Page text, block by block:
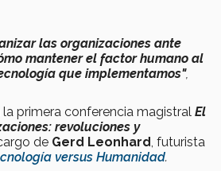
las organizaciones ante
mantener el factor humano al
que implementamos",
la primera conferencia magistral El
revoluciones y
de Gerd Leonhard, futurista
versus Humanidad.